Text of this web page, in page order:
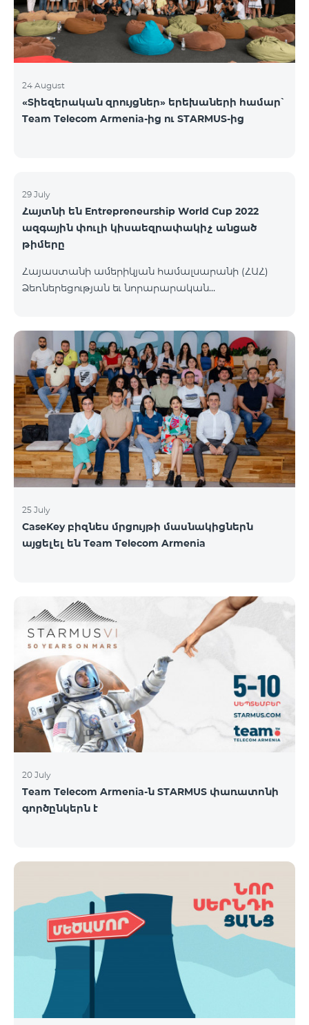
24 August
«Տիեզերական զրույցներ» երեխաների համար՝
Team Telecom Armenia-ից ու STARMUS-ից
29 July
Հայտնի են Entrepreneurship World Cup 2022
ազգային փուլի կիսաեզրափակիչ անցած
թիմերը
Հայաստանի ամերիկյան համալսարանի (ՀԱՀ)
Ձեռներեցության եւ նորարարական
մասնակից թիմերին։ Ավելի քան 110 թիմերից 99-ը
հաղթահարել են նախնական փուլը, իսկ 34-ն
անցել են կիսաեզրափակիչ փուլ։ Ընտրությունն
իրականացվել է 48 մասնագետների կողմից,
որոնք յուրաքանչյուր հայտ ուսումնասիրել և
գնահատել են՝ ըստ EWC-ի միջազգային
գնահատման ստանդարտների։ EWC մրցույթի
ազգային կիսաեզրափակիչը կանցկացվի
օգոստոսի 1-ին և 2-ին։ Կանխատեսվում է
25 July
CaseKey բիզնես մրցույթի մասնակիցներն
այցելել են Team Telecom Armenia
20 July
Team Telecom Armenia-ն STARMUS փառատոնի
գործընկերն է